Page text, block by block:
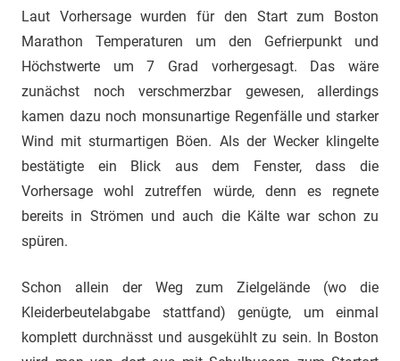
Laut Vorhersage wurden für den Start zum Boston
Marathon Temperaturen um den Gefrierpunkt und
Höchstwerte um 7 Grad vorhergesagt. Das wäre
zunächst noch verschmerzbar gewesen, allerdings
kamen dazu noch monsunartige Regenfälle und starker
Wind mit sturmartigen Böen. Als der Wecker klingelte
bestätigte ein Blick aus dem Fenster, dass die
Vorhersage wohl zutreffen würde, denn es regnete
bereits in Strömen und auch die Kälte war schon zu
spüren.
Schon allein der Weg zum Zielgelände (wo die
Kleiderbeutelabgabe stattfand) genügte, um einmal
komplett durchnässt und ausgekühlt zu sein. In Boston